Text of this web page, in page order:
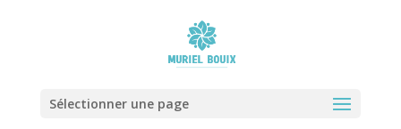
Sélectionner une page